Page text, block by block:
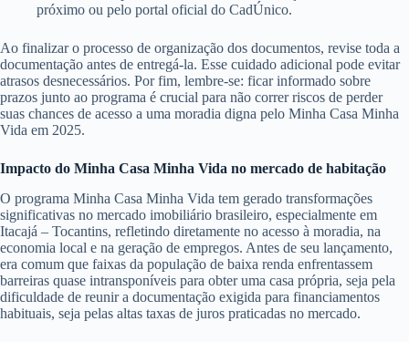
próximo ou pelo portal oficial do CadÚnico.
Ao finalizar o processo de organização dos documentos, revise toda a
documentação antes de entregá-la. Esse cuidado adicional pode evitar
atrasos desnecessários. Por fim, lembre-se: ficar informado sobre
prazos junto ao programa é crucial para não correr riscos de perder
suas chances de acesso a uma moradia digna pelo Minha Casa Minha
Vida em 2025.
Impacto do Minha Casa Minha Vida no mercado de habitação
O programa Minha Casa Minha Vida tem gerado transformações
significativas no mercado imobiliário brasileiro, especialmente em
Itacajá – Tocantins, refletindo diretamente no acesso à moradia, na
economia local e na geração de empregos. Antes de seu lançamento,
era comum que faixas da população de baixa renda enfrentassem
barreiras quase intransponíveis para obter uma casa própria, seja pela
dificuldade de reunir a documentação exigida para financiamentos
habituais, seja pelas altas taxas de juros praticadas no mercado.